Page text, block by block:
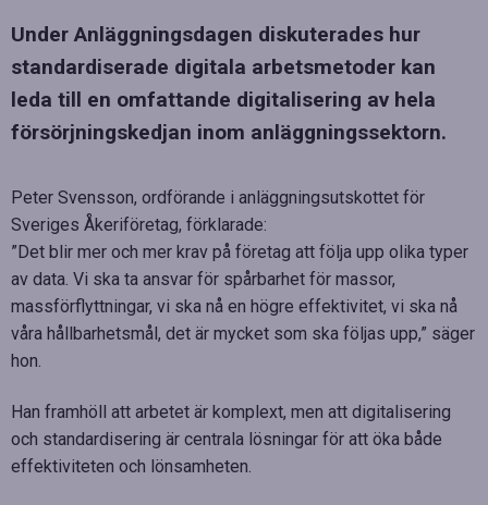
Under Anläggningsdagen diskuterades hur
standardiserade digitala arbetsmetoder kan
leda till en omfattande digitalisering av hela
försörjningskedjan inom anläggningssektorn.
Peter Svensson, ordförande i anläggningsutskottet för
Sveriges Åkeriföretag, förklarade:
”Det blir mer och mer krav på företag att följa upp olika typer
av data. Vi ska ta ansvar för spårbarhet för massor,
massförflyttningar, vi ska nå en högre effektivitet, vi ska nå
våra hållbarhetsmål, det är mycket som ska följas upp,” säger
hon.
Han framhöll att arbetet är komplext, men att digitalisering
och standardisering är centrala lösningar för att öka både
effektiviteten och lönsamheten.